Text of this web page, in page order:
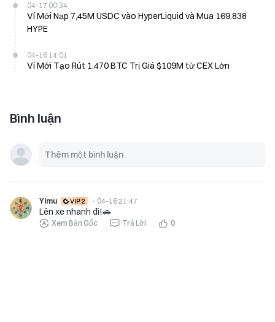
04-17 00:34
Ví Mới Nạp 7,45M USDC vào HyperLiquid và Mua 169.838
HYPE
04-16 14:01
Ví Mới Tạo Rút 1.470 BTC Trị Giá $109M từ CEX Lớn
Bình luận
Yimu · 04-16 21:47
Lên xe nhanh đi!🚗
Xem Bản Gốc Trả Lời 0